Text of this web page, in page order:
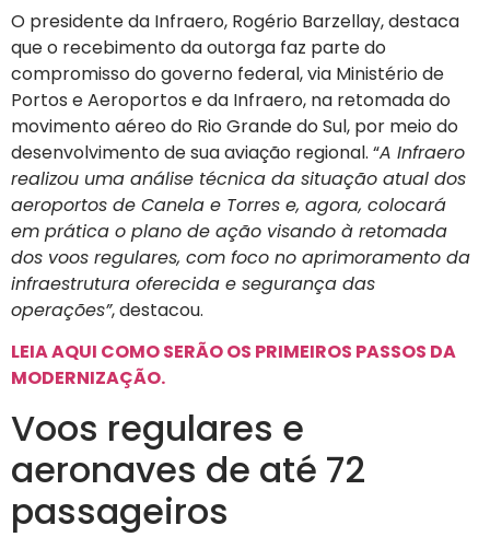
O presidente da Infraero, Rogério Barzellay, destaca
que o recebimento da outorga faz parte do
compromisso do governo federal, via Ministério de
Portos e Aeroportos e da Infraero, na retomada do
movimento aéreo do Rio Grande do Sul, por meio do
desenvolvimento de sua aviação regional. “A Infraero
realizou uma análise técnica da situação atual dos
aeroportos de Canela e Torres e, agora, colocará
em prática o plano de ação visando à retomada
dos voos regulares, com foco no aprimoramento da
infraestrutura oferecida e segurança das
operações”, destacou.
LEIA AQUI COMO SERÃO OS PRIMEIROS PASSOS DA
MODERNIZAÇÃO.
Voos regulares e
aeronaves de até 72
passageiros